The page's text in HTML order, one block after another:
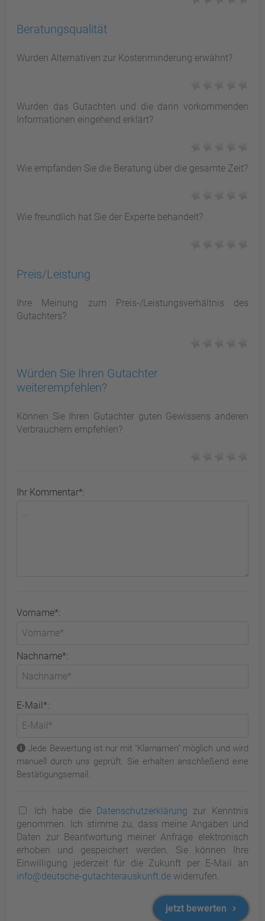
Beratungsqualität
Wurden Alternativen zur Kostenminderung erwähnt?
Wurden das Gutachten und die darin vorkommenden
Informationen eingehend erklärt?
Wie empfanden Sie die Beratung über die gesamte Zeit?
Wie freundlich hat Sie der Experte behandelt?
Preis/Leistung
Ihre Meinung zum Preis-/Leistungsverhältnis des
Gutachters?
Würden Sie Ihren Gutachter
weiterempfehlen?
Können Sie Ihren Gutachter guten Gewissens anderen
Verbrauchern empfehlen?
Ihr Kommentar*:
Vorname*:
Nachname*:
E-Mail*:
Jede Bewertung ist nur mit "Klarnamen" möglich und wird
manuell durch uns geprüft. Sie erhalten anschließend eine
Bestätigungsemail.
Ich habe die Datenschutzerklärung zur Kenntnis
genommen. Ich stimme zu, dass meine Angaben und
Daten zur Beantwortung meiner Anfrage elektronisch
erhoben und gespeichert werden. Sie können Ihre
Einwilligung jederzeit für die Zukunft per E-Mail an
info@deutsche-gutachterauskunft.de widerrufen.
jetzt bewerten